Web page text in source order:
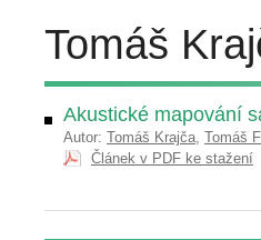
Tomáš
Akustické mapování
Autor: Tomáš Krajča, Tomáš
Článek v PDF ke stažení